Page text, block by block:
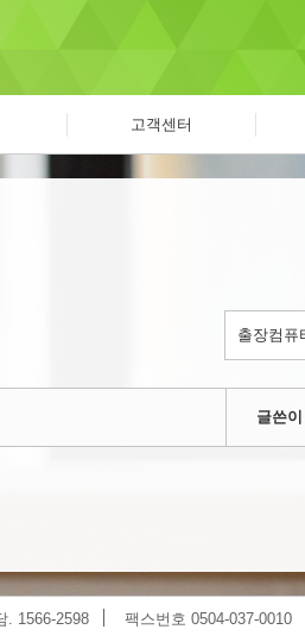
고객센터
글쓴이
. 1566-2598
팩스번호 0504-037-0010